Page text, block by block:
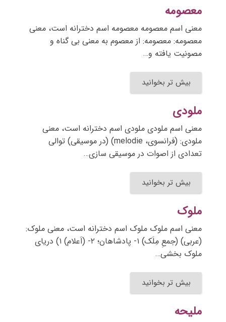
معصومه
معنی اسم معصومه معصومه اسم دخترانه است، معنی
معصومه: معصومه: از معصوم به معنی بی گناه و
مصونیت یافته و…
بیش تر بخوانید
ملودی
معنی اسم ملودی ملودی اسم دخترانه است، معنی
ملودی: (فرانسوی، melodie) (در موسیقی) توالی
تعدادی از اصوات در موسیقی سازی…
بیش تر بخوانید
ملوک
معنی اسم ملوک ملوک اسم دخترانه است، معنی ملوک:
(عربی) (جمعِ مِلَک) ۱- پادشاهان؛ ۲- (اَعلام) ۱) دریای
ملوک بخشی…
بیش تر بخوانید
ملیحه